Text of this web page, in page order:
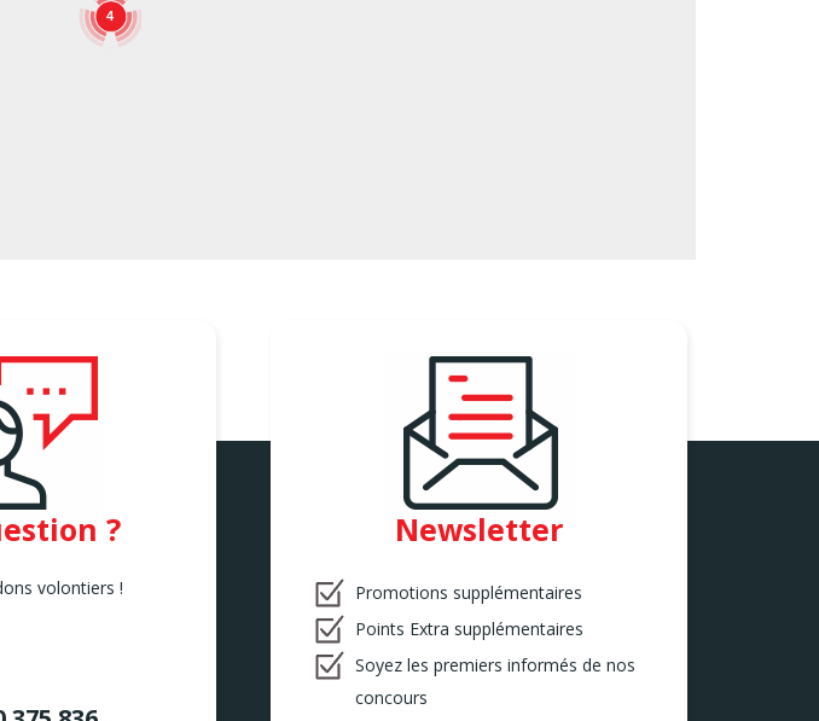
4
?
volontiers !
Newsletter
Promotions supplémentaires
Points Extra supplémentaires
Soyez les premiers informés de nos
concours